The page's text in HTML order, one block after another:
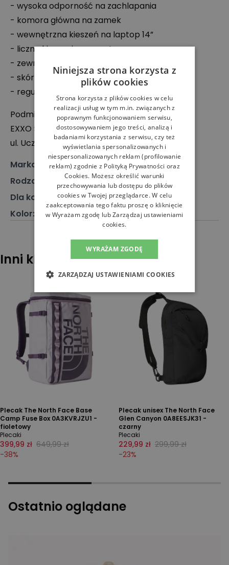
- wysoka odporność na zachlapania
- komora główna na zamek
- wewnętrzna kieszeń na laptop 14”
- liczne kieszenie wewnętrzne
- zewnętrzna kieszeń zapinana na napy
- skórzane detale
- regulowane paski
Podmiot odpowiedzialny:
EXXO Sp. z o.o.
ul. Uczniowska 33, 80-530 Gdańsk, Polska
Marka
Doughnut
Rodzaj
Akcesoria, Plecak
Dla kogo
Dla każdego
Kolor: Beżowy
Inni klienci sprawdzali również
Plecak The North Face Base
Camp Fuse Box 0A3KVRJZU1 -
fioletowy
Plecaki
399,99 zł 649,99 zł
-38%
Plecak unisex The North Face
Glen Canyon 0A8EESJK31 -
czarny
Plecaki
229,99 zł 299,99 zł
-23%
Ostatnio oglądane
Niniejsza strona korzysta z
plików cookies
Strona korzysta z plików cookies w celu
realizacji usług w tym m.in. związanych z
poprawnym funkcjonowaniem serwisu,
dostosowywaniem jego treści, analizą i
badaniami korzystania z serwisu, czy też
wyświetlania spersonalizowanych i
niespersonalizowanych reklam (profilowanie
reklam) zgodnie z Polityką Prywatności oraz
Cookies. Możesz określić warunki
przechowywania lub dostępu do plików
cookies w Twojej przeglądarce. W celu
zaakceptowania tego faktu proszę o kliknięcie
w Wyrażam zgodę lub Zarządzaj ustawieniami
cookies.
WYRAŻAM ZGODĘ
ZARZĄDZAJ USTAWIENIAMI COOKIES